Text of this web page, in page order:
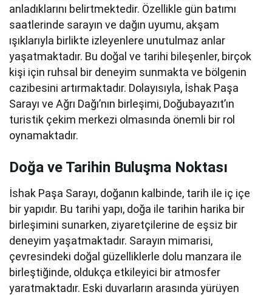
anladıklarını belirtmektedir. Özellikle gün batımı
saatlerinde sarayın ve dağın uyumu, akşam
ışıklarıyla birlikte izleyenlere unutulmaz anlar
yaşatmaktadır. Bu doğal ve tarihi bileşenler, birçok
kişi için ruhsal bir deneyim sunmakta ve bölgenin
cazibesini artırmaktadır. Dolayısıyla, İshak Paşa
Sarayı ve Ağrı Dağı’nın birleşimi, Doğubayazıt’ın
turistik çekim merkezi olmasında önemli bir rol
oynamaktadır.
Doğa ve Tarihin Buluşma Noktası
İshak Paşa Sarayı, doğanın kalbinde, tarih ile iç içe
bir yapıdır. Bu tarihi yapı, doğa ile tarihin harika bir
birleşimini sunarken, ziyaretçilerine de eşsiz bir
deneyim yaşatmaktadır. Sarayın mimarisi,
çevresindeki doğal güzelliklerle dolu manzara ile
birleştiğinde, oldukça etkileyici bir atmosfer
yaratmaktadır. Eski duvarların arasında yürüyen